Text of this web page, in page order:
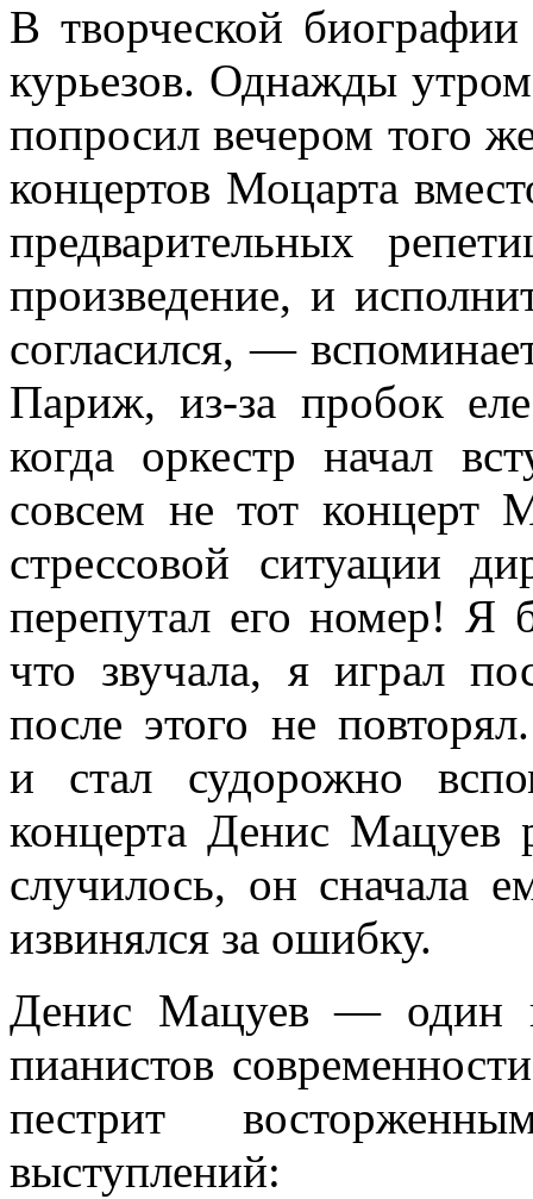
В творческой
курьезов. Однажды
попросил вечером того
концертов Моцарта
предварительных
произведение, и
согласился, —
Париж, из-за пробок
когда оркестр начал
совсем не тот концерт
стрессовой ситуации
перепутал его номер!
что звучала, я играл
после этого не
и стал судорожно
концерта Денис Мацуев
случилось, он сначала
извинялся за ошибку.
Денис Мацуев — один
пианистов
пестрит
выступлений: